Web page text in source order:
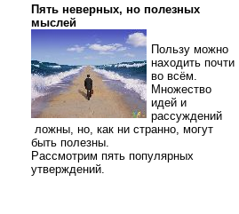
Пять неверных, но полезных
мыслей
Пользу можно
находить почти
во всём.
Множество
идей и
рассуждений
ложны, но, как ни странно, могут
быть полезны.
Рассмотрим пять популярных
утверждений.